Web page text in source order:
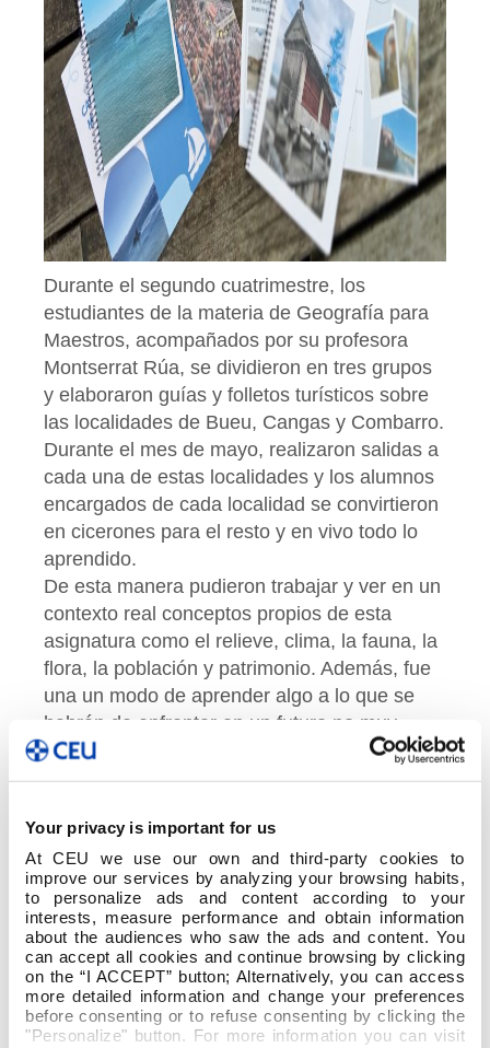
Your privacy is important for us
At CEU we use our own and third-party cookies to
improve our services by analyzing your browsing habits,
to personalize ads and content according to your
interests, measure performance and obtain information
about the audiences who saw the ads and content. You
can accept all cookies and continue browsing by clicking
on the “I ACCEPT” button; Alternatively, you can access
more detailed information and change your preferences
before consenting or to refuse consenting by clicking the
"Personalize" button. For more information you can visit
Durante el segundo cuatrimestre, los
estudiantes de la materia de Geografía para
Maestros, acompañados por su profesora
Montserrat Rúa, se dividieron en tres grupos
y elaboraron guías y folletos turísticos sobre
las localidades de Bueu, Cangas y Combarro.
Durante el mes de mayo, realizaron salidas a
cada una de estas localidades y los alumnos
encargados de cada localidad se convirtieron
en cicerones para el resto y en vivo todo lo
aprendido.
De esta manera pudieron trabajar y ver en un
contexto real conceptos propios de esta
asignatura como el relieve, clima, la fauna, la
flora, la población y patrimonio. Además, fue
una un modo de aprender algo a lo que se
habrán de enfrentar en un futuro no muy
lejano: aprender a planificar actividades
significativas, creativas y contextualizadas. El
resolver retos, creando un entorno de
aprendizaje que facilita la transferencia de
conocimientos de la escuela a la vida
cotidiana.